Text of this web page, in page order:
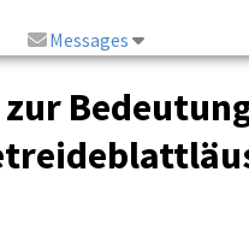
Messages